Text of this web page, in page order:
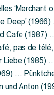
‘Merchant
Deep’
Cafe (1987)
pas de
Liebe (1985)
…
und Anton